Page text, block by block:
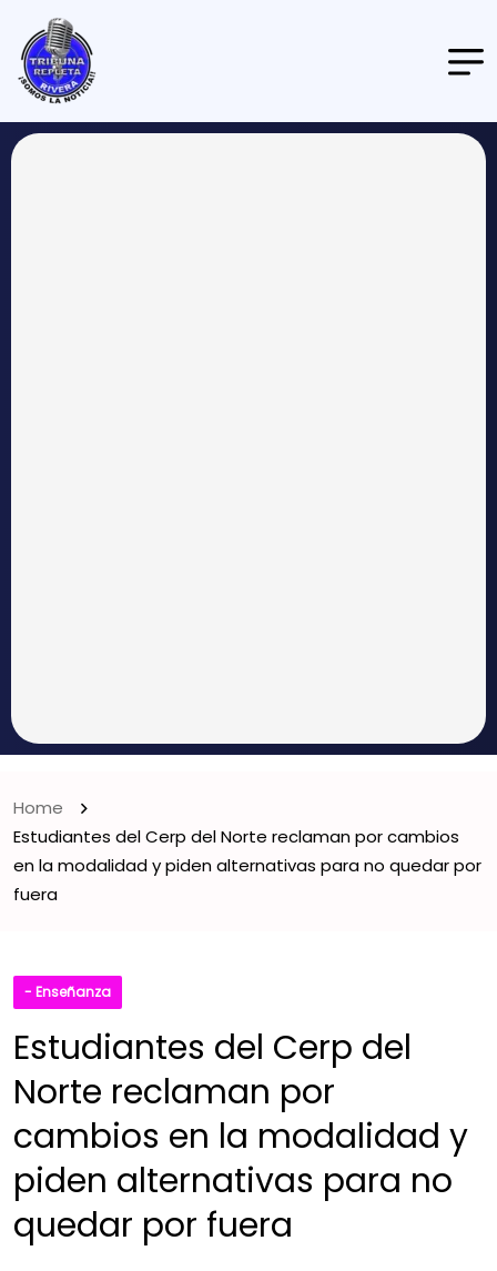
Home
Estudiantes del Cerp del Norte reclaman por cambios
en la modalidad y piden alternativas para no quedar por
fuera
- Enseñanza
Estudiantes del Cerp del
Norte reclaman por
cambios en la modalidad y
piden alternativas para no
quedar por fuera